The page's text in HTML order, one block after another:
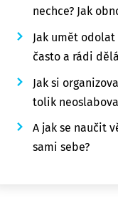
nechce? Jak
Jak umět
často a rádi
Jak si
tolik
A jak se naučit
sami sebe?